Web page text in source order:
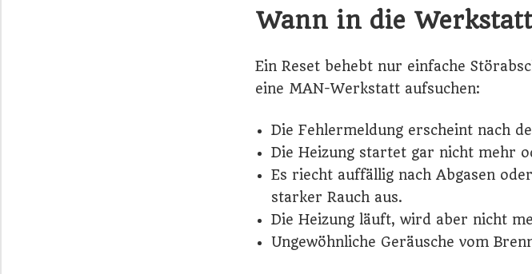
Wann in die
Ein Reset behebt nur einfache
eine MAN-Werkstatt aufsuchen:
Die Fehlermeldung erscheint nach
Die Heizung startet gar nicht mehr
Es riecht auffällig nach Abgasen
starker Rauch aus.
Die Heizung läuft, wird aber nicht
Ungewöhnliche Geräusche vom